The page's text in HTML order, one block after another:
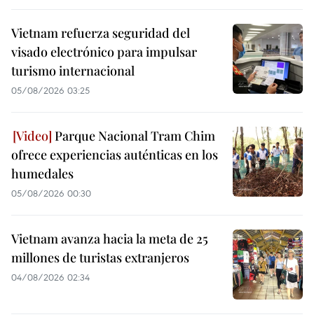
Vietnam refuerza seguridad del
visado electrónico para impulsar
turismo internacional
05/08/2026 03:25
Parque Nacional Tram Chim
ofrece experiencias auténticas en los
humedales
05/08/2026 00:30
Vietnam avanza hacia la meta de 25
millones de turistas extranjeros
04/08/2026 02:34